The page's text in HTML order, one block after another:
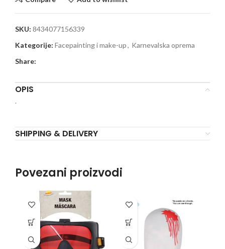
SKU: 8434077156339
Kategorije: Facepainting i make-up, Karnevalska oprema
Share:
OPIS
.
SHIPPING & DELIVERY
Povezani proizvodi